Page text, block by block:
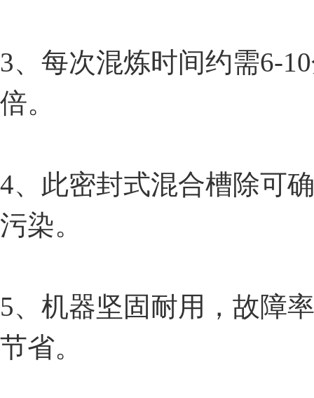
3、每次混炼时间约需6-
倍。
4、此密封式混合槽除可
污染。
5、机器坚固耐用，故障
节省。